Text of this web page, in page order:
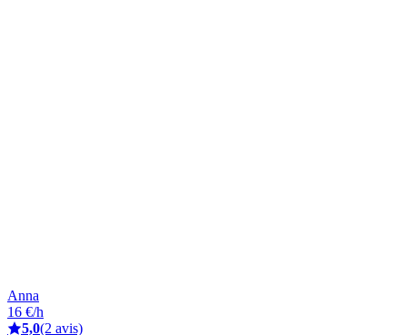
Anna
16 €/h
5,0(2 avis)